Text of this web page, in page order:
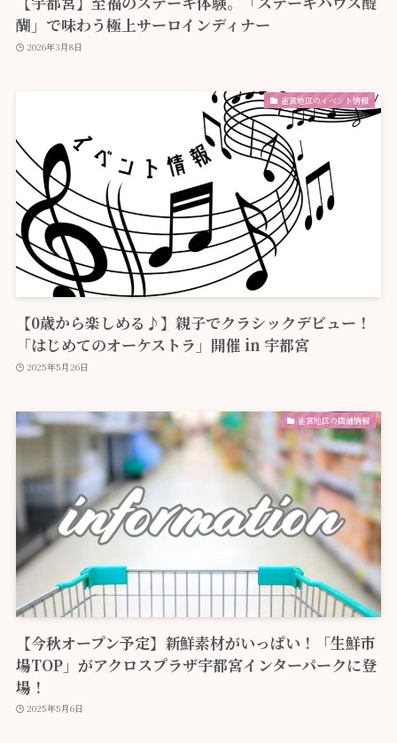
醐」で味わう極上サーロインディナー
2026年3月8日
雀宮地区のイベント情報
【0歳から楽しめる♪】親子でクラシックデビュー！
「はじめてのオーケストラ」開催 in 宇都宮
2025年5月26日
雀宮地区の店舗情報
【今秋オープン予定】新鮮素材がいっぱい！「生鮮市
場TOP」がアクロスプラザ宇都宮インターパークに登
場！
2025年5月6日